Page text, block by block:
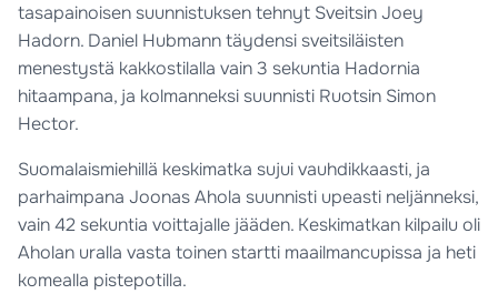
tasapainoisen suunnistuksen tehnyt Sveitsin Joey
Hadorn. Daniel Hubmann täydensi sveitsiläisten
menestystä kakkostilalla vain 3 sekuntia Hadornia
hitaampana, ja kolmanneksi suunnisti Ruotsin Simon
Hector.
Suomalaismiehillä keskimatka sujui vauhdikkaasti, ja
parhaimpana Joonas Ahola suunnisti upeasti neljänneksi,
vain 42 sekuntia voittajalle jääden. Keskimatkan kilpailu oli
Aholan uralla vasta toinen startti maailmancupissa ja heti
komealla pistepotilla.